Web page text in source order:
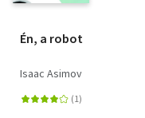
Én, a robot
Isaac Asimov